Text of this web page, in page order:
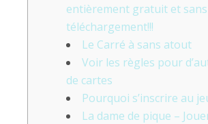
entièrement gratuit et sans
téléchargement!!!
Le Carré à sans atout
Voir les règles pour
de cartes
Pourquoi s’inscrire au
La dame de pique –